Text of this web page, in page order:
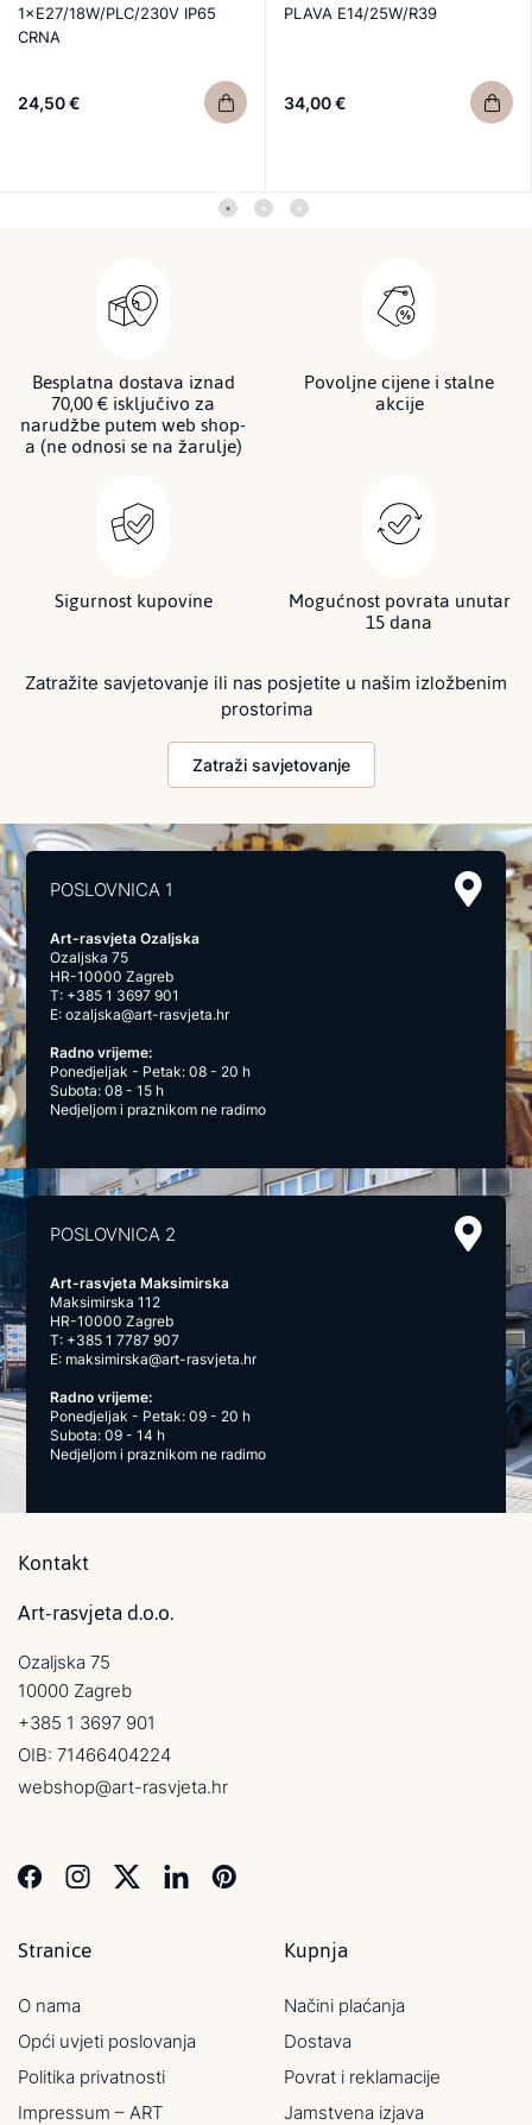
1×E27/18W/PLC/230V IP65
CRNA
24,50 €
PLAVA E14/25W/R39
34,00 €
Besplatna dostava iznad
70,00 € isključivo za
narudžbe putem web shop-
a (ne odnosi se na žarulje)
Povoljne cijene i stalne
akcije
Sigurnost kupovine Mogućnost povrata unutar
15 dana
Zatražite savjetovanje ili nas posjetite u našim izložbenim
prostorima
Zatraži savjetovanje
POSLOVNICA 1
Art-rasvjeta Ozaljska
Ozaljska 75
HR-10000 Zagreb
T: +385 1 3697 901
E:ozaljska@art-rasvjeta.hr
Radno vrijeme:
Ponedjeljak - Petak: 08 - 20 h
Subota: 08 - 15 h
Nedjeljom i praznikom ne radimo
POSLOVNICA 2
Art-rasvjeta Maksimirska
Maksimirska 112
HR-10000 Zagreb
T: +385 1 7787 907
E: maksimirska@art-rasvjeta.hr
Radno vrijeme:
Ponedjeljak - Petak: 09 - 20 h
Subota: 09 - 14 h
Nedjeljom i praznikom ne radimo
Kontakt
Art-rasvjeta d.o.o.
Ozaljska 75
10000 Zagreb
+385 1 3697 901
OIB: 71466404224
webshop@art-rasvjeta.hr
Stranice
O nama
Opći uvjeti poslovanja
Politika privatnosti
Impressum – ART
Kupnja
Načini plaćanja
Dostava
Povrat i reklamacije
Jamstvena izjava